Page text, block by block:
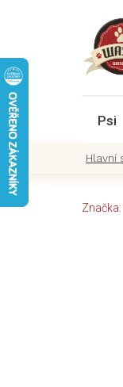
Psi
Značka: